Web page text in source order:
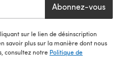
Abonnez-vous
sur le lien de désinscription
savoir plus sur la manière dont nous
consultez notre Politique de